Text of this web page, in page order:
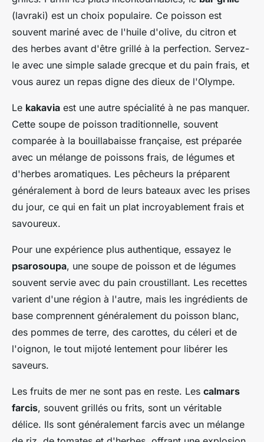
(lavraki) est un choix populaire. Ce poisson est
souvent mariné avec de l'huile d'olive, du citron et
des herbes avant d'être grillé à la perfection. Servez-
le avec une simple salade grecque et du pain frais, et
vous aurez un repas digne des dieux de l'Olympe.
Le kakavia est une autre spécialité à ne pas manquer.
Cette soupe de poisson traditionnelle, souvent
comparée à la bouillabaisse française, est préparée
avec un mélange de poissons frais, de légumes et
d'herbes aromatiques. Les pêcheurs la préparent
généralement à bord de leurs bateaux avec les prises
du jour, ce qui en fait un plat incroyablement frais et
savoureux.
Pour une expérience plus authentique, essayez le
psarosoupa, une soupe de poisson et de légumes
souvent servie avec du pain croustillant. Les recettes
varient d'une région à l'autre, mais les ingrédients de
base comprennent généralement du poisson blanc,
des pommes de terre, des carottes, du céleri et de
l'oignon, le tout mijoté lentement pour libérer les
saveurs.
Les fruits de mer ne sont pas en reste. Les calmars
farcis, souvent grillés ou frits, sont un véritable
délice. Ils sont généralement farcis avec un mélange